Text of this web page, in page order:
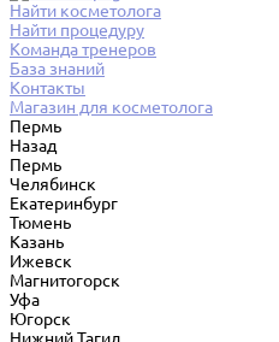
Найти косметолога
Найти процедуру
Команда тренеров
База знаний
Контакты
Магазин для косметолога
Пермь
Назад
Пермь
Челябинск
Екатеринбург
Тюмень
Казань
Ижевск
Магнитогорск
Уфа
Югорск